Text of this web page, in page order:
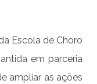
Escola de Choro
em parceria
ampliar as ações